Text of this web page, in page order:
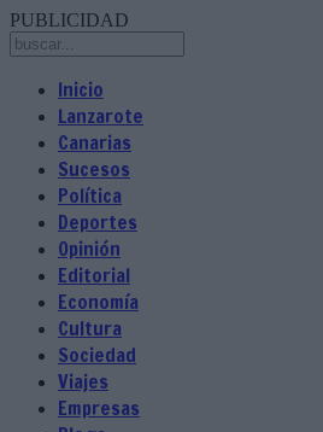
PUBLICIDAD
Inicio
Lanzarote
Canarias
Sucesos
Política
Deportes
Opinión
Editorial
Economía
Cultura
Sociedad
Viajes
Empresas